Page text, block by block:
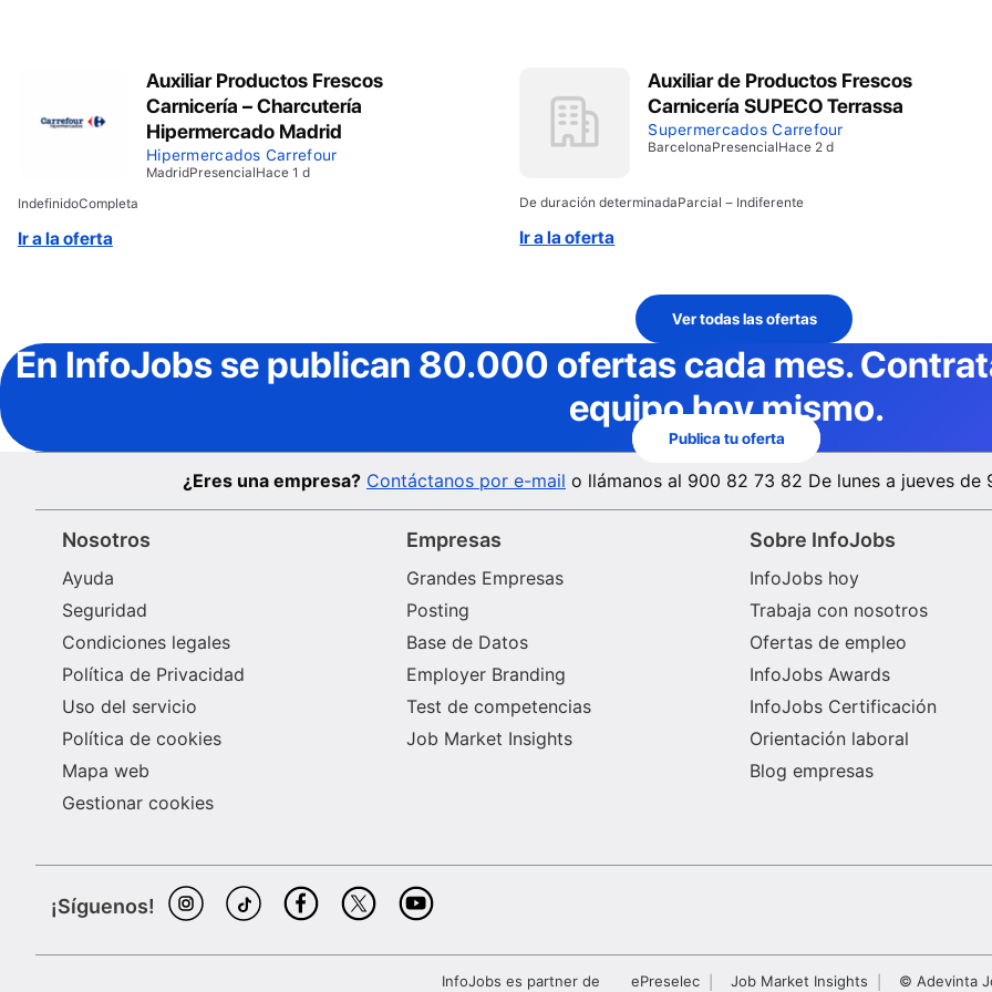
Auxiliar Productos Frescos
Carnicería – Charcutería
Hipermercado Madrid
Hipermercados Carrefour
MadridPresencialHace 1 d
IndefinidoCompleta
Ir a la oferta
Auxiliar de Productos Frescos
Carnicería SUPECO Terrassa
Supermercados Carrefour
BarcelonaPresencialHace 2 d
De duración determinadaParcial – Indiferente
Ir a la oferta
Ver todas las ofertas
En InfoJobs se publican 80.000 ofertas cada mes.
equipo hoy mismo.
Publica tu oferta
¿Eres una empresa? Contáctanos por e-mail o llámanos al 900 82 73 82 De lunes a jueves de
Nosotros
Ayuda
Seguridad
Condiciones legales
Política de Privacidad
Uso del servicio
Política de cookies
Mapa web
Gestionar cookies
Empresas
Grandes Empresas
Posting
Base de Datos
Employer Branding
Test de competencias
Job Market Insights
Sobre InfoJobs
InfoJobs hoy
Trabaja con nosotros
Ofertas de empleo
InfoJobs Awards
InfoJobs Certificación
Orientación laboral
Blog empresas
¡Síguenos!
InfoJobs es partner de ePreselec Job Market Insights © Adevinta